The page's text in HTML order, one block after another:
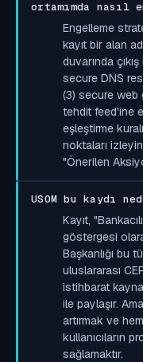
ortamımda nasıl
Engelleme
kayıt bir alan
duvarında
secure DNS
(3) secure web
tehdit feed'ine
eşleştirme
noktaları
"Önerilen
USOM bu kaydı
Kayıt,
göstergesi
Başkanlığı bu
uluslararası
istihbarat
ile paylaşır.
artırmak ve
kullanıcıların
sağlamaktır.